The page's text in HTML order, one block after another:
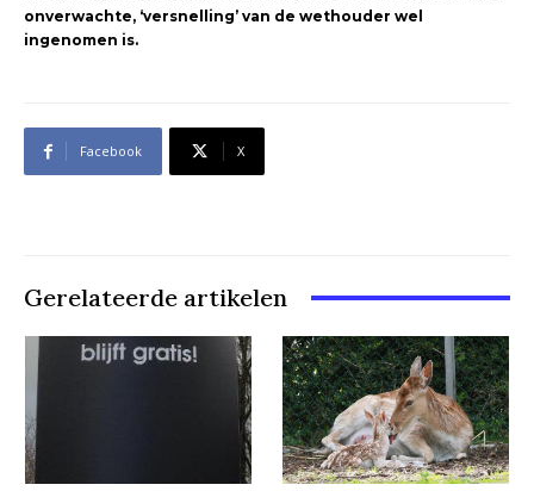
onverwachte, ‘versnelling’ van de wethouder wel
ingenomen is.
Facebook X
Gerelateerde artikelen